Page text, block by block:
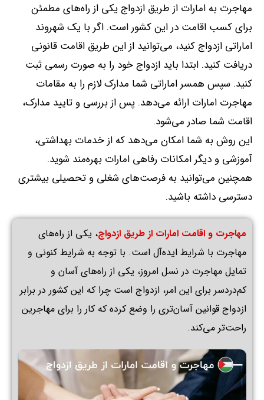
مهاجرت به امارات از طریق ازدواج یکی از راه‌های مطمئن
برای کسب اقامت در این کشور است. اگر با یک شهروند
اماراتی ازدواج کنید، می‌توانید از این طریق اقامت قانونی
دریافت کنید. ابتدا باید ازدواج خود را به صورت رسمی ثبت
کنید. سپس همسر اماراتی شما مدارک لازم را به مقامات
مهاجرت امارات ارائه می‌دهد. پس از بررسی و تایید مدارک،
اقامت شما صادر می‌شود.
این روش به شما امکان می‌دهد که از خدمات بهداشتی،
آموزشی و دیگر امکانات رفاهی امارات بهره‌مند شوید.
همچنین می‌توانید به فرصت‌های شغلی و تحصیلی بیشتری
دسترسی داشته باشید.
مهاجرت و اقامت امارات از طریق ازدواج، یکی از راه‌های
مهاجرت با شرایط ایده‌آل است. با توجه به شرایط کنونی و
تمایل مهاجرت در نسل امروز، یکی از راه‌های آسان و
کم‌دردسر برای این امر، ازدواج است چرا که این کشور در برابر
ازدواج قوانین آسان‌تری را وضع کرده که کار را برای مهاجرین
راحت‌تر می‌کند.